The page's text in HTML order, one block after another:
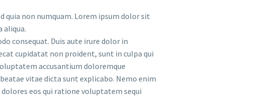
quia non numquam. Lorem ipsum dolor sit
aliqua.
consequat. Duis aute irure dolor in
cupidatat non proident, sunt in culpa qui
accusantium doloremque
vitae dicta sunt explicabo. Nemo enim
eos qui ratione voluptatem sequi